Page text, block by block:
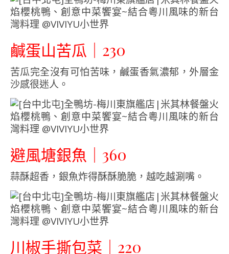
鹹蛋山苦瓜｜230
苦瓜完全沒有可怕苦味，鹹蛋香氣濃郁，外層金
沙感很迷人。
避風塘銀魚｜360
蒜酥超香，銀魚炸得酥酥脆脆，越吃越涮嘴。
川椒手撕包菜｜220